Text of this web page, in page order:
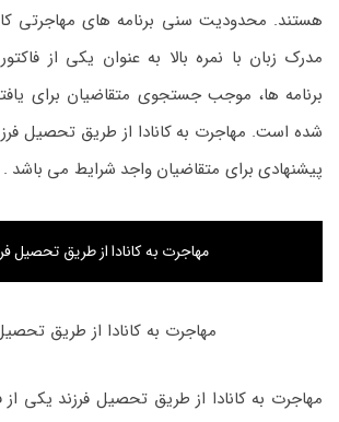
هستند. محدودیت سنی برنامه های مهاجرتی
مدرک زبان با نمره بالا به عنوان یکی از
برنامه ها، موجب جستجوی متقاضیان برای
شده است. مهاجرت به کانادا از طریق تحصیل
پیشنهادی برای متقاضیان واجد شرایط می باشد .
مهاجرت به کانادا از طریق تحصیل
مهاجرت به کانادا از طریق
مهاجرت به کانادا از طریق تحصیل فرزند یکی